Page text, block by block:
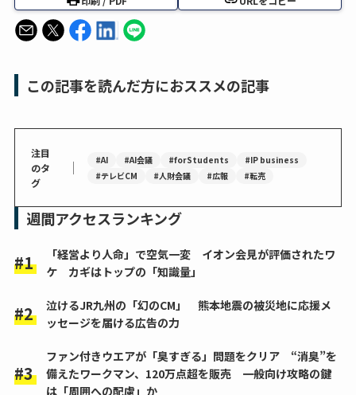
この記事を読んだ方におススメの記事
注目
のタ
グ
｜ #AI #AI会議 #forStudents
#IP business
#テレビCM
#人財会議 #広報 #転売
週間アクセスランキング
「経営より人命」で空気一変 イオン会見が評価されたワ
ケ カギはトップの「知識量」
泣けるJR九州の「幻のCM」 熊本地震の被災地に応援メ
ッセージを届ける広告の力
ファン付きウエアが「臭すぎる」問題をクリア “消臭”を
備えたワークマン、120万点超を販売 一般向け攻略の鍵
は「周囲への配慮」か